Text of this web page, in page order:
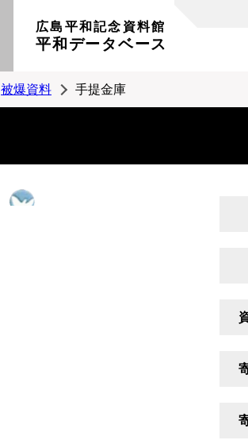
広島平和記念資料館
平和データベース
被爆資料 手提金庫